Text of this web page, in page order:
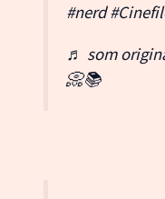
#nerd
♬ som
📀📚